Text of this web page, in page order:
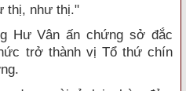
thị, như thị."
Hư Vân ấn chứng sở đắc
trở thành vị Tổ thứ chín